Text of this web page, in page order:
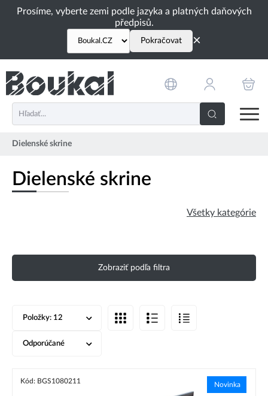
Prosíme, vyberte zemi podle jazyka a platných daňových
předpisů.
Pokračovat ×
Dielenské skrine
Dielenské skrine
Všetky kategórie
Zobraziť podľa filtra
Položky: 12
Odporúčané
Kód: BGS1080211 Novinka